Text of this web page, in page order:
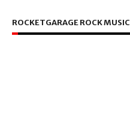
ROCKETGARAGE ROCK MUSIC